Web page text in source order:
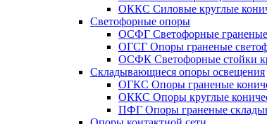
ОККС Силовые круглые
Светофорные опоры
ОСФГ Светофорные граненые
ОГСГ Опоры граненые
ОСФК Светофорные стойки
Складывающиеся опоры освещения
ОГКС Опоры граненые
ОККС Опоры круглые
ПФГ Опоры граненые